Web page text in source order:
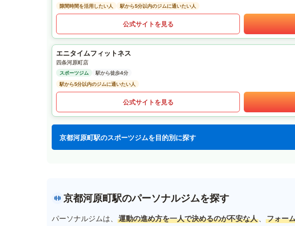
隙間時間を活用したい人
駅から5分以内のジムに通いたい人
公式サイトを見る
エニタイムフィットネス
四条河原町店
スポーツジム
駅から徒歩4分
駅から5分以内のジムに通いたい人
公式サイトを見る
京都河原町駅のスポーツジムを目的別に探す
京都河原町駅のパーソナルジムを探す
パーソナルジムは、 運動の進め方を一人で決めるのが不安な人 、
フォー